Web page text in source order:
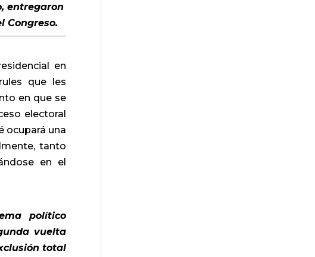
entregaron
Congreso.
en
que les
en que se
electoral
ocupará una
tanto
en el
político
vuelta
total